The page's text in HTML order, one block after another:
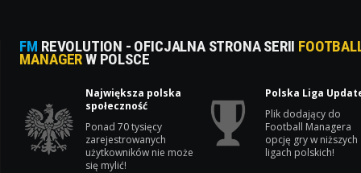
FM REVOLUTION - OFICJALNA STRONA SERII
MANAGERW POLSCE
Największa polska
społeczność
Ponad 70 tysięcy
zarejestrowanych
użytkowników nie może
się mylić!
Polska Liga
Plik dodający do
Football Managera
opcję gry w niższych
ligach polskich!